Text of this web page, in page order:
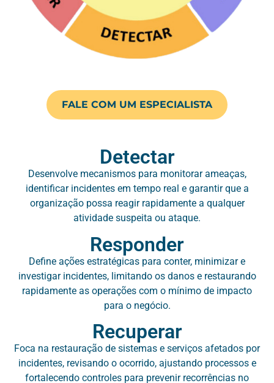
FALE COM UM ESPECIALISTA
Detectar
Desenvolve mecanismos para monitorar ameaças,
identificar incidentes em tempo real e garantir que a
organização possa reagir rapidamente a qualquer
atividade suspeita ou ataque.
Responder
Define ações estratégicas para conter, minimizar e
investigar incidentes, limitando os danos e restaurando
rapidamente as operações com o mínimo de impacto
para o negócio.
Recuperar
Foca na restauração de sistemas e serviços afetados por
incidentes, revisando o ocorrido, ajustando processos e
fortalecendo controles para prevenir recorrências no